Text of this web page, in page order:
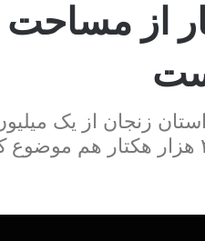
از
برداری هوایی شده و ۲۵۰ هزار